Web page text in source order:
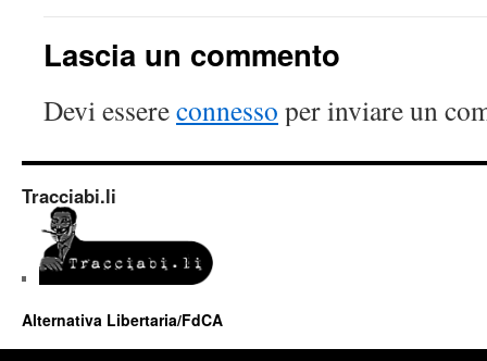
Lascia un commento
Devi essereconnesso per inviare un
Tracciabi.li
Alternativa Libertaria/FdCA